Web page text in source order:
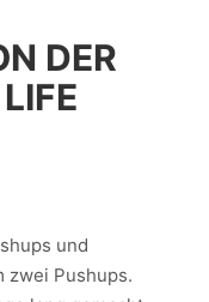
DER
und
zwei Pushups.